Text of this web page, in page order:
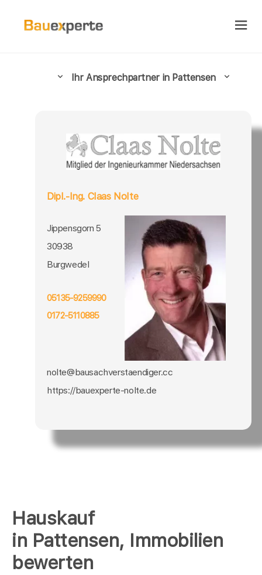
Hauskauf
in Pattensen, Immobilien
bewerten
Ihr Ansprechpartner in Pattensen
Dipl.-Ing. Claas Nolte
Jippensgorn 5
30938
Burgwedel
05135-9259990
0172-5110885
nolte@bausachverstaendiger.cc
https://bauexperte-nolte.de